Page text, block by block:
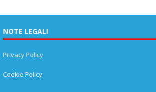
NOTE LEGALI
Privacy Policy
Cookie Policy